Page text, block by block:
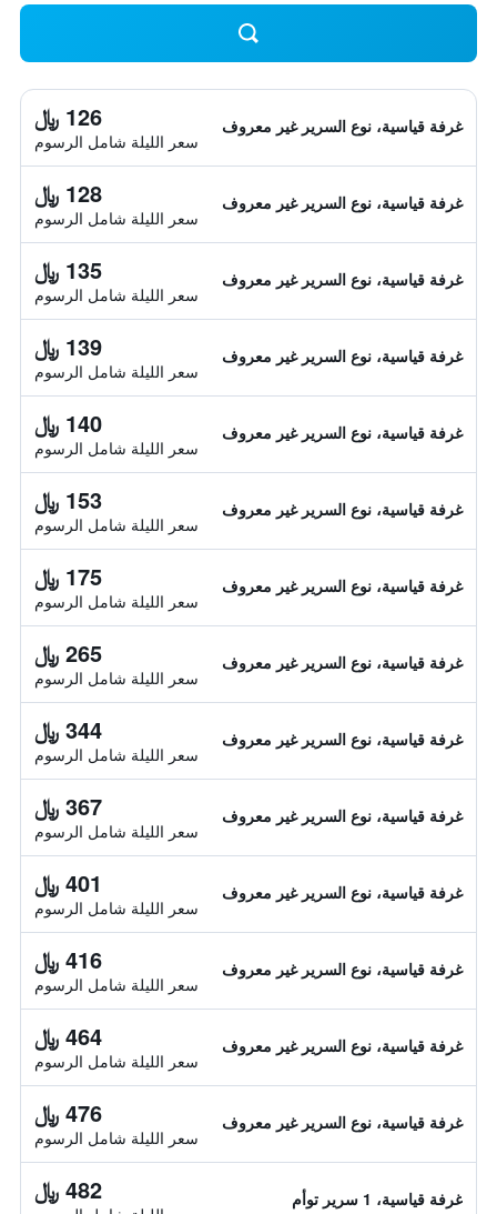
غرفة قياسية، نوع السرير غير معروف 126 ﷼
سعر الليلة شامل الرسوم
غرفة قياسية، نوع السرير غير معروف 128 ﷼
سعر الليلة شامل الرسوم
غرفة قياسية، نوع السرير غير معروف 135 ﷼
سعر الليلة شامل الرسوم
غرفة قياسية، نوع السرير غير معروف 139 ﷼
سعر الليلة شامل الرسوم
غرفة قياسية، نوع السرير غير معروف 140 ﷼
سعر الليلة شامل الرسوم
غرفة قياسية، نوع السرير غير معروف 153 ﷼
سعر الليلة شامل الرسوم
غرفة قياسية، نوع السرير غير معروف 175 ﷼
سعر الليلة شامل الرسوم
غرفة قياسية، نوع السرير غير معروف 265 ﷼
سعر الليلة شامل الرسوم
غرفة قياسية، نوع السرير غير معروف 344 ﷼
سعر الليلة شامل الرسوم
غرفة قياسية، نوع السرير غير معروف 367 ﷼
سعر الليلة شامل الرسوم
غرفة قياسية، نوع السرير غير معروف 401 ﷼
سعر الليلة شامل الرسوم
غرفة قياسية، نوع السرير غير معروف 416 ﷼
سعر الليلة شامل الرسوم
غرفة قياسية، نوع السرير غير معروف 464 ﷼
سعر الليلة شامل الرسوم
غرفة قياسية، نوع السرير غير معروف 476 ﷼
سعر الليلة شامل الرسوم
غرفة قياسية، 1 سرير توأم 482 ﷼